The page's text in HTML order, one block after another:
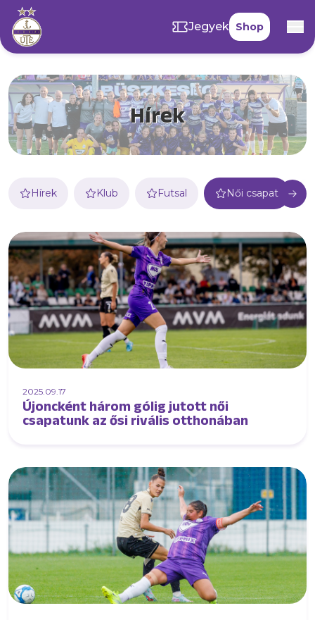
Jegyek Shop
Hírek
Hírek Klub Futsal Női csapat
2025.09.17
Újoncként három gólig jutott női
csapatunk az ősi rivális otthonában